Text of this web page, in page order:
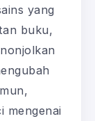
yang
buku,
mengenai